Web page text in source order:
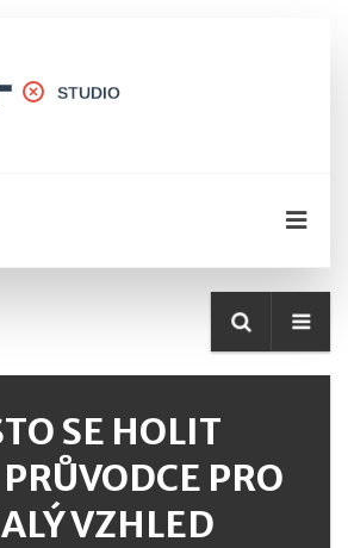
SE HOLIT
PRO
VZHLED